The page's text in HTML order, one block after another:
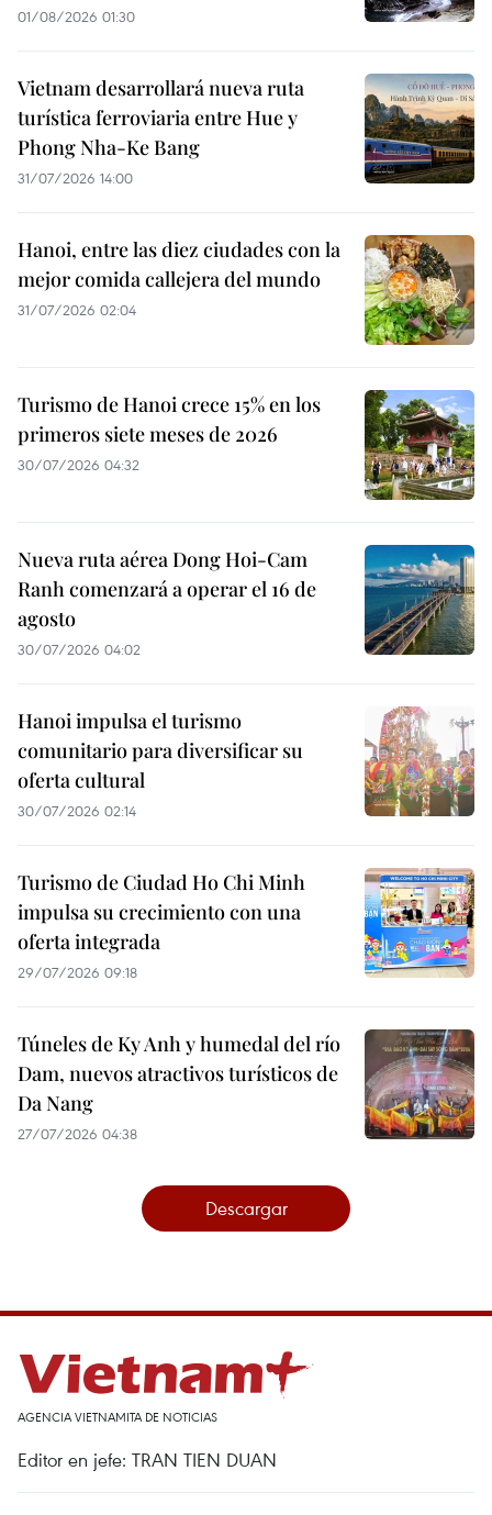
01/08/2026 01:30
Vietnam desarrollará nueva ruta
turística ferroviaria entre Hue y
Phong Nha-Ke Bang
31/07/2026 14:00
Hanoi, entre las diez ciudades con la
mejor comida callejera del mundo
31/07/2026 02:04
Turismo de Hanoi crece 15% en los
primeros siete meses de 2026
30/07/2026 04:32
Nueva ruta aérea Dong Hoi-Cam
Ranh comenzará a operar el 16 de
agosto
30/07/2026 04:02
Hanoi impulsa el turismo
comunitario para diversificar su
oferta cultural
30/07/2026 02:14
Turismo de Ciudad Ho Chi Minh
impulsa su crecimiento con una
oferta integrada
29/07/2026 09:18
Túneles de Ky Anh y humedal del río
Dam, nuevos atractivos turísticos de
Da Nang
27/07/2026 04:38
Descargar
AGENCIA VIETNAMITA DE NOTICIAS
Editor en jefe: TRAN TIEN DUAN